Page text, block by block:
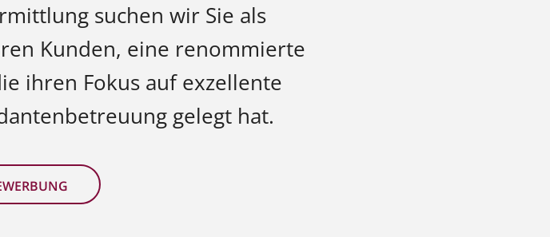
suchen wir Sie als
Kunden, eine renommierte
ihren Fokus auf exzellente
gelegt hat.